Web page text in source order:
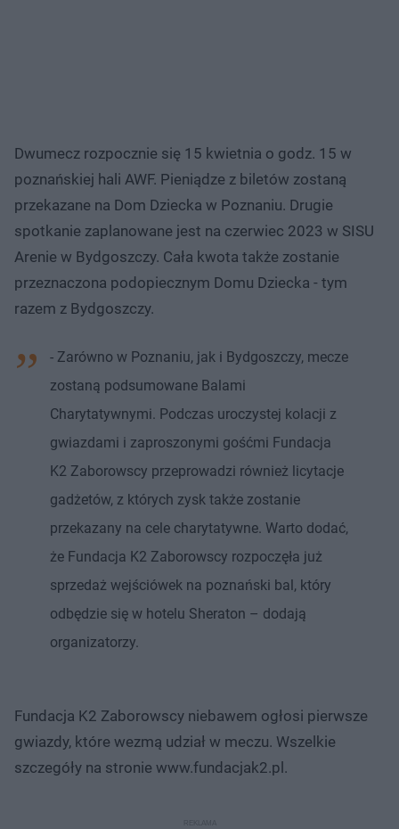
Dwumecz rozpocznie się 15 kwietnia o godz. 15 w
poznańskiej hali AWF. Pieniądze z biletów zostaną
przekazane na Dom Dziecka w Poznaniu. Drugie
spotkanie zaplanowane jest na czerwiec 2023 w SISU
Arenie w Bydgoszczy. Cała kwota także zostanie
przeznaczona podopiecznym Domu Dziecka - tym
razem z Bydgoszczy.
- Zarówno w Poznaniu, jak i Bydgoszczy, mecze
zostaną podsumowane Balami
Charytatywnymi. Podczas uroczystej kolacji z
gwiazdami i zaproszonymi gośćmi Fundacja
K2 Zaborowscy przeprowadzi również licytacje
gadżetów, z których zysk także zostanie
przekazany na cele charytatywne. Warto dodać,
że Fundacja K2 Zaborowscy rozpoczęła już
sprzedaż wejściówek na poznański bal, który
odbędzie się w hotelu Sheraton – dodają
organizatorzy.
Fundacja K2 Zaborowscy niebawem ogłosi pierwsze
gwiazdy, które wezmą udział w meczu. Wszelkie
szczegóły na stronie www.fundacjak2.pl.